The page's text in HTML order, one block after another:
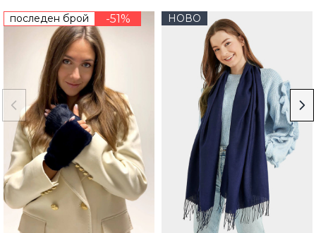
последен брой -51% НОВО